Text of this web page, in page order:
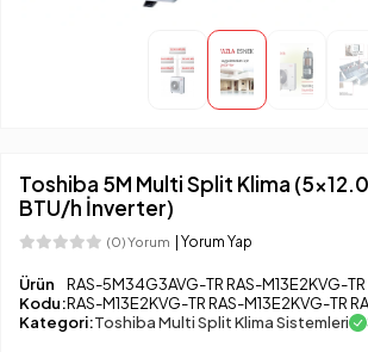
Toshiba 5M Multi Split Klima
BTU/h İnverter)
(0) Yorum | Yorum Yap
Ürün
Kodu:
RAS-5M34G3AVG-TR RAS-M13E2KVG-TR
RAS-M13E2KVG-TR RAS-M13E2KVG-TR
Kategori:Toshiba Multi Split Klima Sistemleri